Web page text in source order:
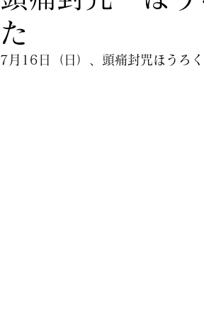
た
7月16日（日）、頭痛封咒ほうろ